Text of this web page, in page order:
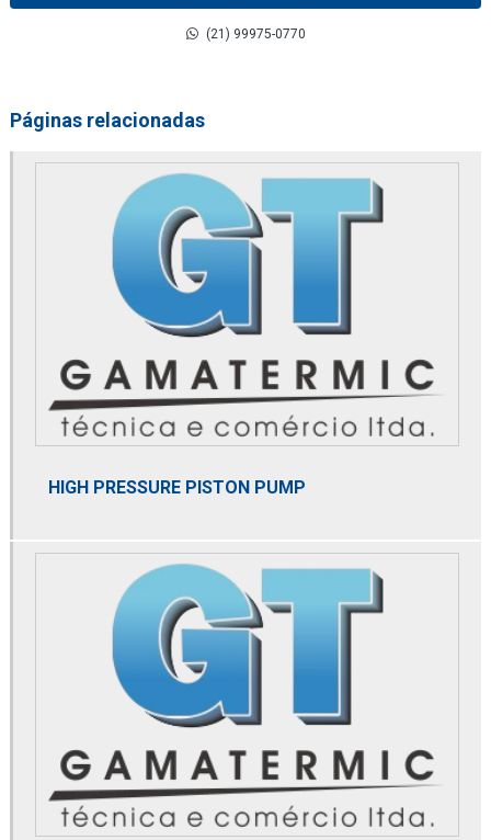
Comandos hidráulicos
Distribuidor de 2020pm or
Distribuidor de 2040pm or
Distribuidor alfa laval
Distribuidor de altair
Distribuidor de bobina danfoss
Distribuidor de bomba de alta pressão
Distribuidor de bomba de pistão axial
Distribuidor de domnick hunter
Distribuidor de dry cooler
Distribuidor de elemento microbiológico
Distribuidor de membrana de nitrogênio
Distribuidor mga
Distribuidor norgren
(21) 99975-0770
Páginas relacionadas
HIGH PRESSURE PISTON PUMP